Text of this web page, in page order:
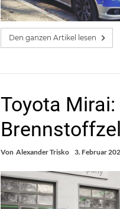
Den ganzen Artikel lesen
Toyota
Von Alexander Trisko 3. Februar